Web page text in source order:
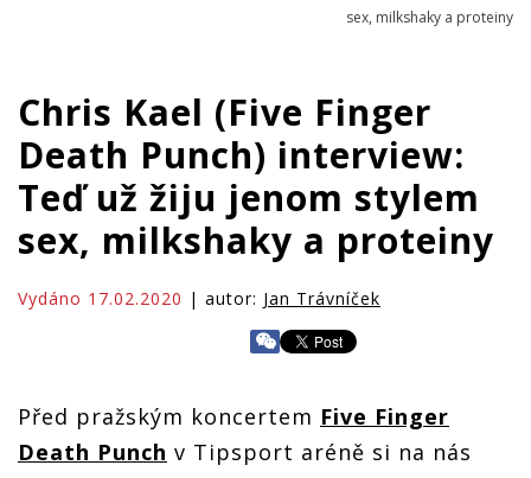
sex, milkshaky a proteiny
Chris Kael (Five Finger
Death Punch) interview:
Teď už žiju jenom stylem
sex, milkshaky a proteiny
Vydáno 17.02.2020 | autor: Jan Trávníček
Před pražským koncertem Five Finger
Death Punch v Tipsport aréně si na nás